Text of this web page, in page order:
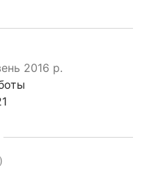
2016 р.